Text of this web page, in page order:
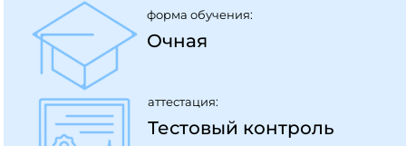
форма обучения:
Очная
аттестация:
Тестовый контроль